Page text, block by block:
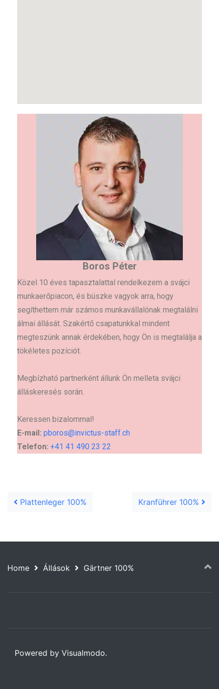
Boros Péter
Közel 10 éves tapasztalattal rendelkezem a svájci
munkaerőpiacon, és büszke vagyok arra, hogy
segíthettem már számos munkavállalónak megtalálni
álmai állását. Szakértő csapatunkkal mindent
megteszünk annak érdekében, hogy Ön is megtalálja a
tökéletes pozíciót.
Megbízható partnerként állunk Ön melleta svájci
álláskeresés során.
Keressen bizalommal!
E-mail: pboros@invictus-staff.ch
Telefon: +41 41 490 23 22
Plattenleger 100% Kranführer 100%
Home Állások Gärtner 100%
Powered by Visualmodo.